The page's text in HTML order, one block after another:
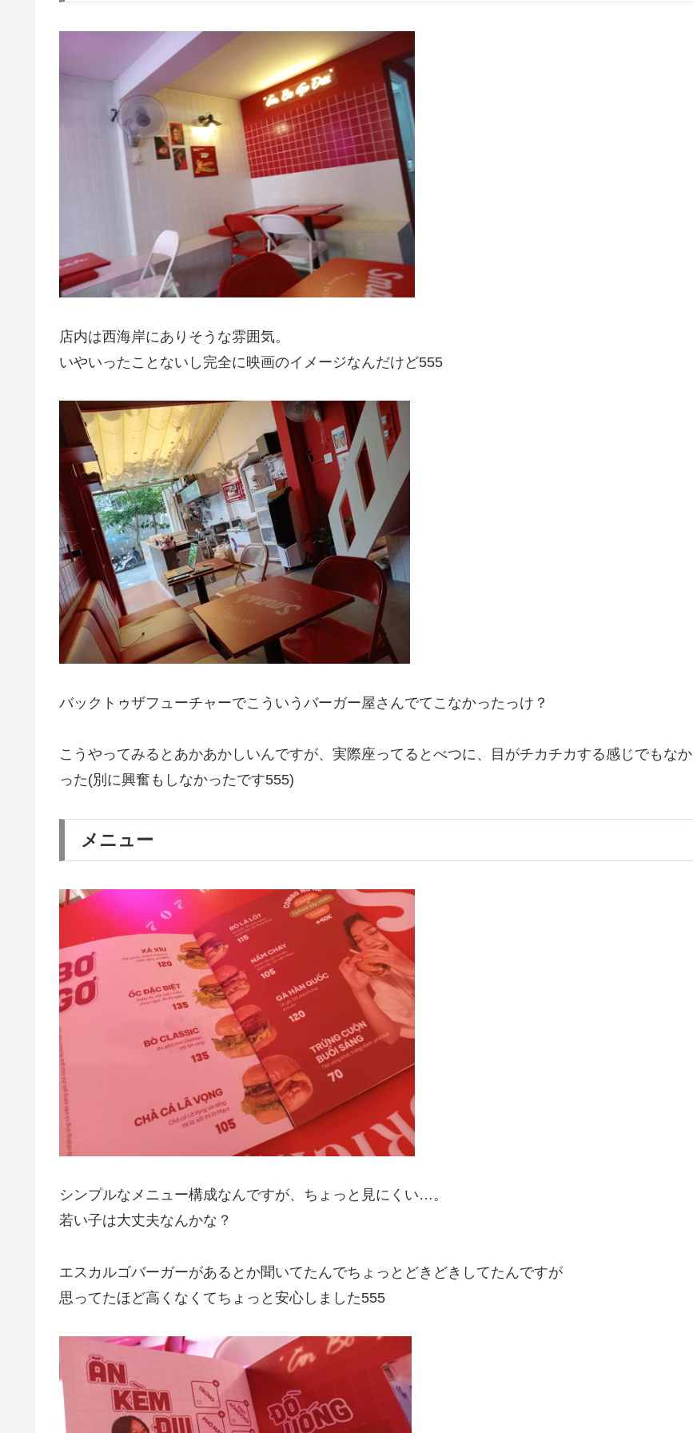
店内は西海岸にありそうな雰囲気。
いやいったことないし完全に映画のイメージなんだけど555
バックトゥザフューチャーでこういうバーガー屋さんでてこなかったっけ？
こうやってみるとあかあかしいんですが、実際座ってるとべつに、目がチカチカする感じでもなか
った(別に興奮もしなかったです555)
メニュー
シンプルなメニュー構成なんですが、ちょっと見にくい…。
若い子は大丈夫なんかな？
エスカルゴバーガーがあるとか聞いてたんでちょっとどきどきしてたんですが
思ってたほど高くなくてちょっと安心しました555